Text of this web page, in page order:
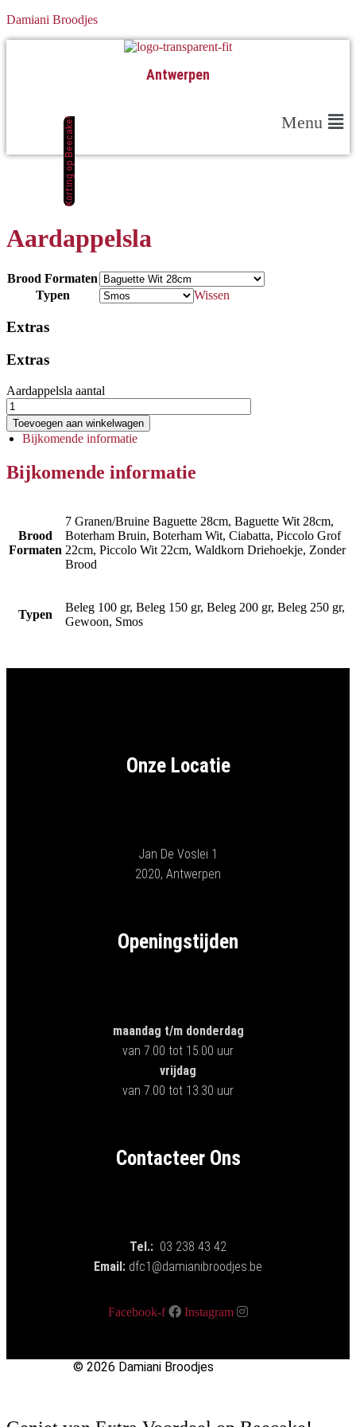
Damiani Broodjes
Antwerpen
Menu
Korting op Beecake!
Aardappelsla
Brood Formaten
Typen
Wissen
Extras
Extras
Aardappelsla aantal
Toevoegen aan winkelwagen
Bijkomende informatie
Bijkomende informatie
Brood
Formaten
7 Granen/Bruine Baguette 28cm, Baguette Wit 28cm,
Boterham Bruin, Boterham Wit, Ciabatta, Piccolo Grof
22cm, Piccolo Wit 22cm, Waldkorn Driehoekje, Zonder
Brood
Typen
Beleg 100 gr, Beleg 150 gr, Beleg 200 gr, Beleg 250 gr,
Gewoon, Smos
Onze Locatie
Jan De Voslei 1
2020, Antwerpen
Openingstijden
maandag t/m donderdag
van 7.00 tot 15.00 uur
vrijdag
van 7.00 tot 13.30 uur
Contacteer Ons
Tel.: 03 238 43 42
Email: dfc1@damianibroodjes.be
Facebook-f Instagram
© 2026 Damiani Broodjes